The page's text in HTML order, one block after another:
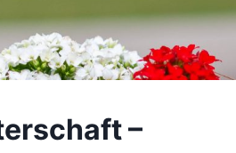
–